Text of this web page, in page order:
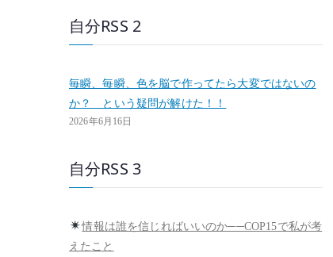
自分RSS 2
毎瞬、毎瞬、色を脳で作ってたら大変ではないの
か？ という疑問が解けた！！
2026年6月16日
自分RSS 3
情報は誰を信じればいいのか──COP15で私が考
えたこと